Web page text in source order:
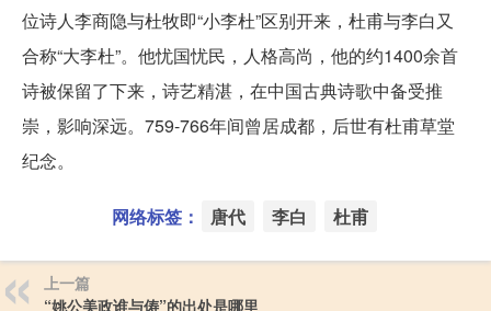
位诗人李商隐与杜牧即“小李杜”区别开来，杜甫与李白又
合称“大李杜”。他忧国忧民，人格高尚，他的约1400余首
诗被保留了下来，诗艺精湛，在中国古典诗歌中备受推
崇，影响深远。759-766年间曾居成都，后世有杜甫草堂
纪念。
网络标签： 唐代 李白 杜甫
上一篇
“姚公美政谁与俦”的出处是哪里